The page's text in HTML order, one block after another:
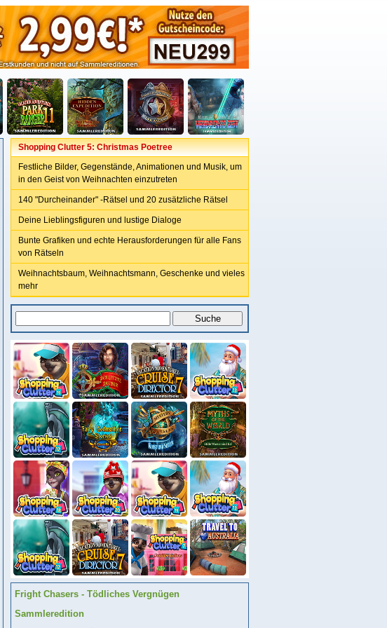
Shopping Clutter 5: Christmas Poetree
Festliche Bilder, Gegenstände, Animationen und Musik, um
in den Geist von Weihnachten einzutreten
140 "Durcheinander" -Rätsel und 20 zusätzliche Rätsel
Deine Lieblingsfiguren und lustige Dialoge
Bunte Grafiken und echte Herausforderungen für alle Fans
von Rätseln
Weihnachtsbaum, Weihnachtsmann, Geschenke und vieles
mehr
Fright Chasers - Tödliches Vergnügen
Sammleredition